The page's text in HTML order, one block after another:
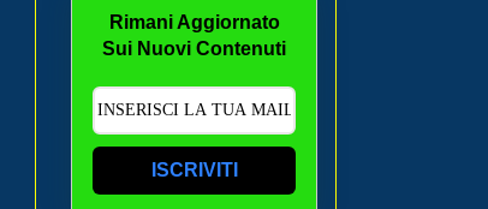
Rimani Aggiornato
Sui Nuovi Contenuti
ISCRIVITI